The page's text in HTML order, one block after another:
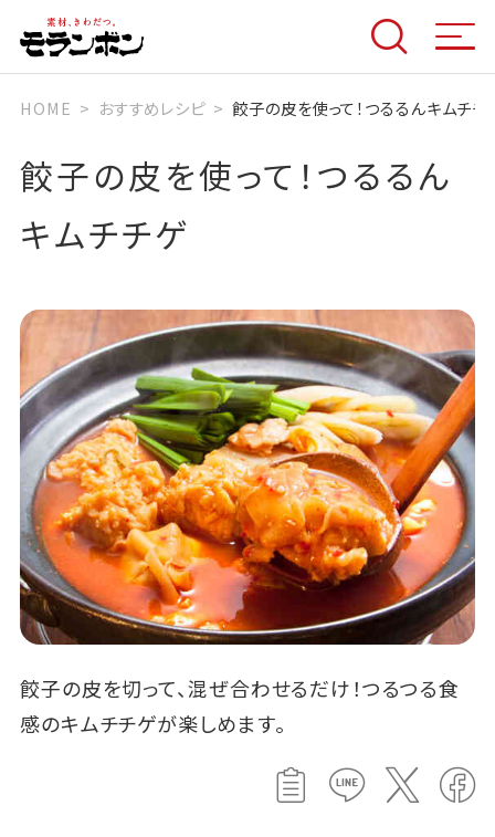
HOME おすすめレシピ 餃子の皮を使って！つるるんキムチチ
餃子の皮を使って！つるるん
キムチチゲ
餃子の皮を切って、混ぜ合わせるだけ！つるつる食
感のキムチチゲが楽しめます。